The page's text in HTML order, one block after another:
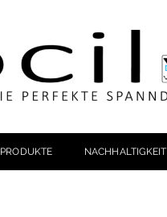
PRODUKTE NACHHALTIGKEIT